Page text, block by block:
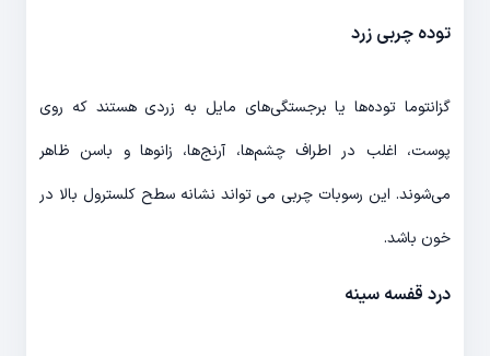
توده چربی زرد
گزانتوما توده‌ها یا برجستگی‌های مایل به زردی هستند که روی
پوست، اغلب در اطراف چشم‌ها، آرنج‌ها، زانوها و باسن ظاهر
می‌شوند. این رسوبات چربی می تواند نشانه سطح کلسترول بالا در
خون باشد.
درد قفسه سینه